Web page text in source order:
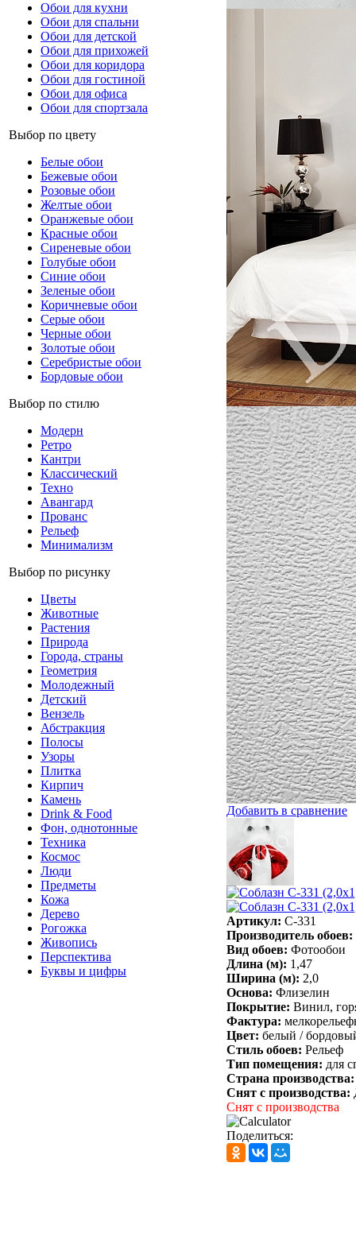
Обои для кухни
Обои для спальни
Обои для детской
Обои для прихожей
Обои для коридора
Обои для гостиной
Обои для офиса
Обои для спортзала
Выбор по цвету
Белые обои
Бежевые обои
Розовые обои
Желтые обои
Оранжевые обои
Красные обои
Сиреневые обои
Голубые обои
Синие обои
Зеленые обои
Коричневые обои
Серые обои
Черные обои
Золотые обои
Серебристые обои
Бордовые обои
Выбор по стилю
Модерн
Ретро
Кантри
Классический
Техно
Авангард
Прованс
Рельеф
Минимализм
Выбор по рисунку
Цветы
Животные
Растения
Природа
Города, страны
Геометрия
Молодежный
Детский
Вензель
Абстракция
Полосы
Узоры
Плитка
Кирпич
Камень
Drink & Food
Фон, однотонные
Техника
Космос
Люди
Предметы
Кожа
Дерево
Рогожка
Живопись
Перспектива
Буквы и цифры
Добавить в сравнение
Артикул: C-331
Производитель обоев:
Вид обоев: Фотообои
Длина (м): 1,47
Ширина (м): 2,0
Основа: Флизелин
Покрытие: Винил,
Фактура:
Цвет: белый /
Стиль обоев: Рельеф
Тип помещения: для
Страна
Снят с производства:
Снят с производства
Поделиться: